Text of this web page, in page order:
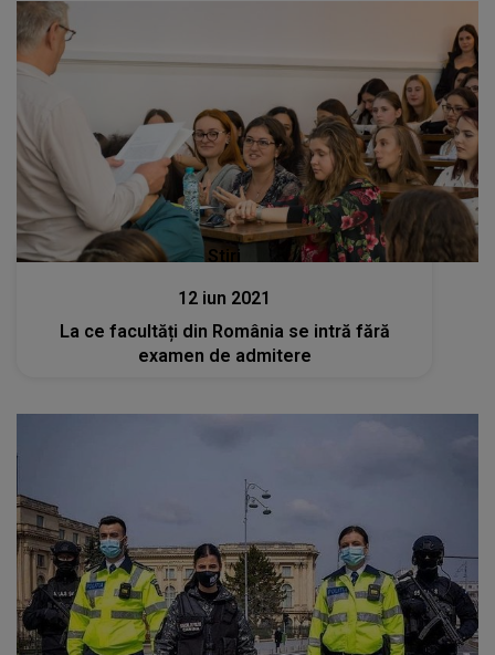
Stiri
12 iun 2021
La ce facultăți din România se intră fără
examen de admitere